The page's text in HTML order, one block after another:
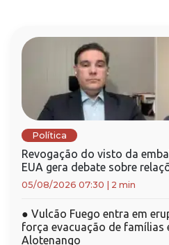
Política
Revogação do visto da
EUA gera debate sobre
05/08/2026 07:30 2 min
● Vulcão Fuego entra em
força evacuação de famílias
Alotenango